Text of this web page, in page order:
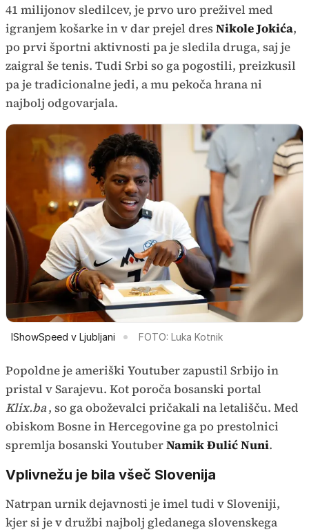
41 milijonov sledilcev, je prvo uro preživel med
igranjem košarke in v dar prejel dresNikole Jokića,
po prvi športni aktivnosti pa je sledila druga, saj je
zaigral še tenis. Tudi Srbi so ga pogostili, preizkusil
pa je tradicionalne jedi, a mu pekoča hrana ni
najbolj odgovarjala.
IShowSpeed v Ljubljani FOTO: Luka Kotnik
Popoldne je ameriški Youtuber zapustil Srbijo in
pristal v Sarajevu. Kot poroča bosanski portal
Klix.ba, so ga oboževalci pričakali na letališču. Med
obiskom Bosne in Hercegovine ga po prestolnici
spremlja bosanski YoutuberNamik Đulić Nuni.
Vplivnežu je bila všeč Slovenija
Natrpan urnik dejavnosti je imel tudi v Sloveniji,
kjer si je v družbi najbolj gledanega slovenskega